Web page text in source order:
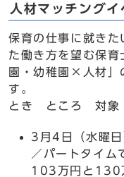
人材マッチングイ
保育の仕事に就きた
た働き方を望む保
園・幼稚園×人材」
す。
とき ところ 対
3月4日（水曜
／パートタイム
103万円と130